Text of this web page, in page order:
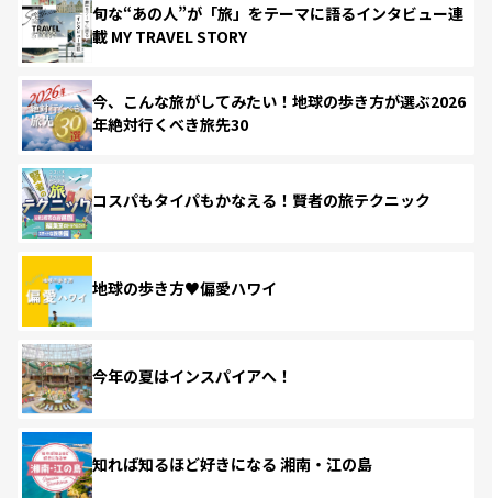
旬な“あの人”が「旅」をテーマに語るインタビュー連
載 MY TRAVEL STORY
今、こんな旅がしてみたい！地球の歩き方が選ぶ2026
年絶対行くべき旅先30
コスパもタイパもかなえる！賢者の旅テクニック
地球の歩き方♥偏愛ハワイ
今年の夏はインスパイアへ！
知れば知るほど好きになる 湘南・江の島